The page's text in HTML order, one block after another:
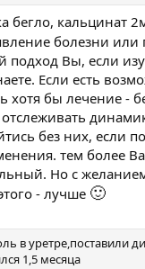
бегло, кальцинат
болезни или
Вы, если
Если есть
хотя бы лечение -
без них, если
тем более
Но с
- лучше 🙂
в уретре,поставили
1,5 месяца